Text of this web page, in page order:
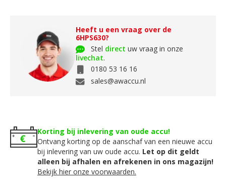
Heeft u een vraag over de
6HPS630?
Stel direct uw vraag in onze
livechat.
0180 53 16 16
sales@awaccu.nl
Korting bij inlevering van oude accu!
Ontvang korting op de aanschaf van een nieuwe accu
bij inlevering van uw oude accu. Let op dit geldt
alleen bij afhalen en afrekenen in ons magazijn!
Bekijk hier onze voorwaarden.